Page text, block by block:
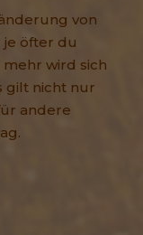
von
je öfter du
wird sich
gilt nicht nur
andere